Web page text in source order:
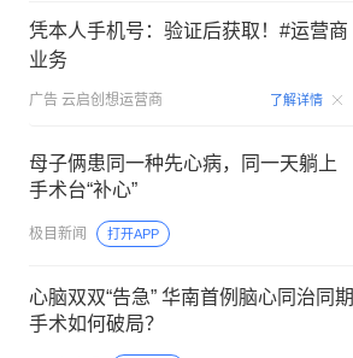
凭本人手机号：验证后获取！#运营商
业务
广告 云启创想运营商 了解详情
母子俩患同一种先心病，同一天躺上
手术台“补心”
极目新闻 打开APP
心脑双双“告急” 华南首例脑心同治同期
手术如何破局？